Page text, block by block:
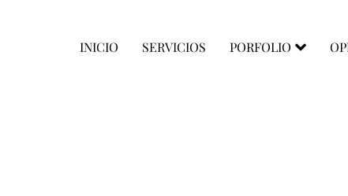
INICIO SERVICIOS PORFOLIO